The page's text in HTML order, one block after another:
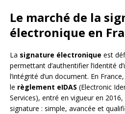
Le marché de la
électronique en
La signature électronique est
permettant d’authentifier l’identité
l’intégrité d’un document. En
le règlement eIDAS (Electronic
Services), entré en vigueur en
signature : simple, avancée et